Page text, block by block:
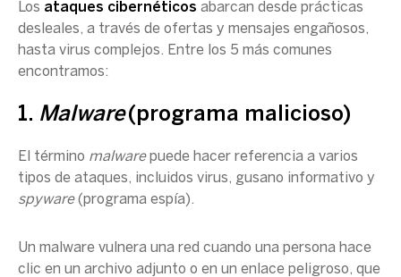
Los ataques cibernéticos abarcan desde prácticas
desleales, a través de ofertas y mensajes engañosos,
hasta virus complejos. Entre los 5 más comunes
encontramos:
1. Malware(programa malicioso)
El término malware puede hacer referencia a varios
tipos de ataques, incluidos virus, gusano informativo y
spyware (programa espía).
Un malware vulnera una red cuando una persona hace
clic en un archivo adjunto o en un enlace peligroso, que